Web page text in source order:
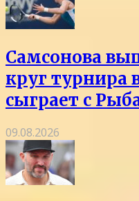
Самсонова
круг турнира
сыграет с
09.08.2026